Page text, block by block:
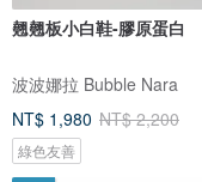
翹翹板小白鞋-膠原蛋白
波波娜拉 Bubble Nara
NT$ 1,980 NT$ 2,200
綠色友善